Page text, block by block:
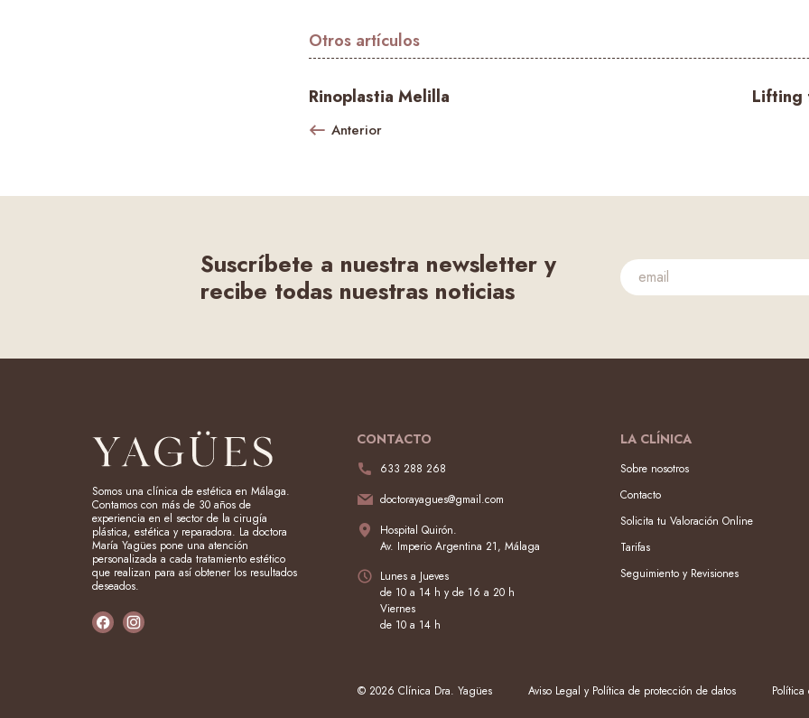
Otros artículos
Lifting
Rinoplastia Melilla
Anterior
Suscríbete a nuestra newsletter y
recibe todas nuestras noticias
Somos una clínica de estética en Málaga.
Contamos con más de 30 años de
experiencia en el sector de la cirugía
plástica, estética y reparadora. La doctora
María Yagües pone una atención
personalizada a cada tratamiento estético
que realizan para así obtener los resultados
deseados.
CONTACTO
633 288 268
doctorayagues@gmail.com
Hospital Quirón.
Av. Imperio Argentina 21, Málaga
Lunes a Jueves
de 10 a 14 h y de 16 a 20 h
Viernes
de 10 a 14 h
LA CLÍNICA
Sobre nosotros
Contacto
Solicita tu Valoración Online
Tarifas
Seguimiento y Revisiones
© 2026 Clínica Dra. Yagües Aviso Legal y Política de protección de datos Política